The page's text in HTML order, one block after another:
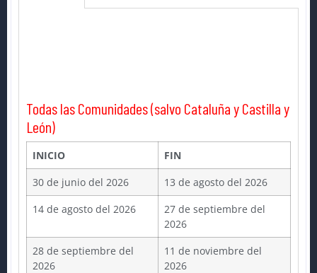
Todas las Comunidades (salvo Cataluña y Castilla y
León)
INICIO
FIN
30 de junio del 2026
13 de agosto del 2026
14 de agosto del 2026
27 de septiembre del
2026
28 de septiembre del
2026
11 de noviembre del
2026